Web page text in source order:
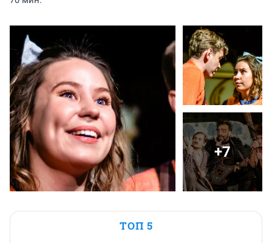
+7
ТОП 5